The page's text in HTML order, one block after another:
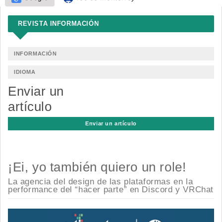
REVISTA INFORMACIÓN
INFORMACIÓN
IDIOMA
Enviar un
artículo
Enviar un artículo
¡Ei, yo también quiero un role!
La agencia del design de las plataformas en la
performance del “hacer parte” en Discord y VRChat